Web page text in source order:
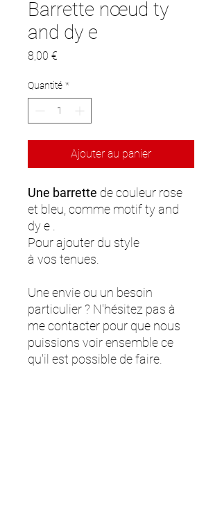
Barrette nœud ty
and dy e
8,00 €
Quantité *
Ajouter au panier
Une barrette de couleur rose
et bleu, comme motif ty and
dy e .
Pour ajouter du style
à vos tenues.
Une envie ou un besoin
particulier ? N'hésitez pas à
me contacter pour que nous
puissions voir ensemble ce
qu'il est possible de faire.